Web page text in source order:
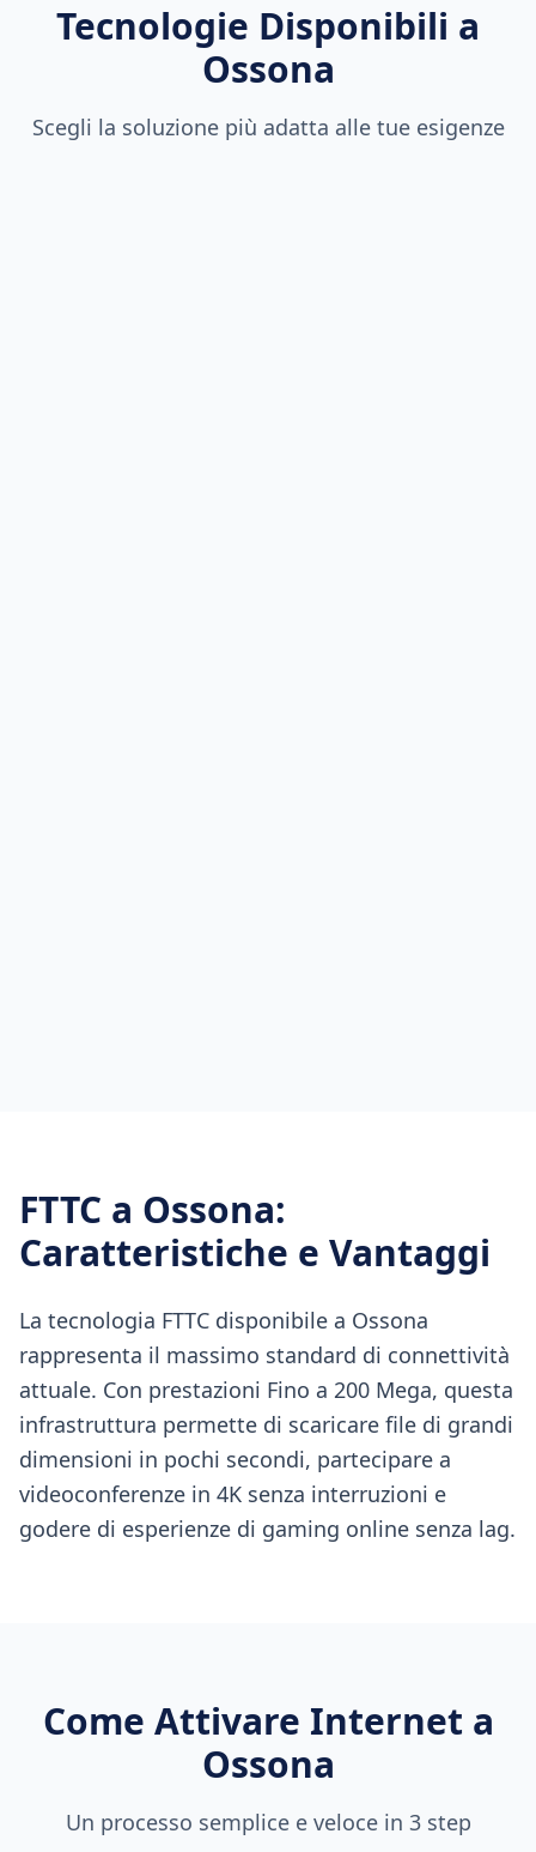
Tecnologie Disponibili a
Ossona
Scegli la soluzione più adatta alle tue esigenze
FTTC a Ossona:
Caratteristiche e Vantaggi
La tecnologia FTTC disponibile a Ossona
rappresenta il massimo standard di connettività
attuale. Con prestazioni Fino a 200 Mega, questa
infrastruttura permette di scaricare file di grandi
dimensioni in pochi secondi, partecipare a
videoconferenze in 4K senza interruzioni e
godere di esperienze di gaming online senza lag.
Come Attivare Internet a
Ossona
Un processo semplice e veloce in 3 step